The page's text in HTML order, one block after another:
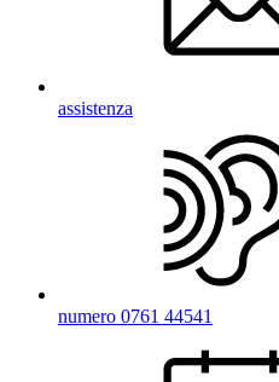
assistenza
numero 0761 44541